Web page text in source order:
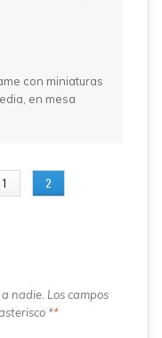
con miniaturas
en mesa
1 2
nadie. Los campos
**